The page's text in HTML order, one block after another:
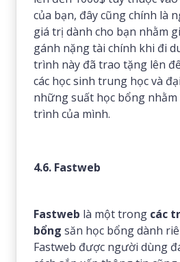
của bạn, đây cũng chính là
giá trị dành cho bạn nhằm
gánh nặng tài chính khi đi
trình này đã trao tặng lên
các học sinh trung học và
những suất học bổng
trình của mình.
4.6. Fastweb
Fastweb là một trong các
bổng săn học bổng dành
Fastweb được người dùng